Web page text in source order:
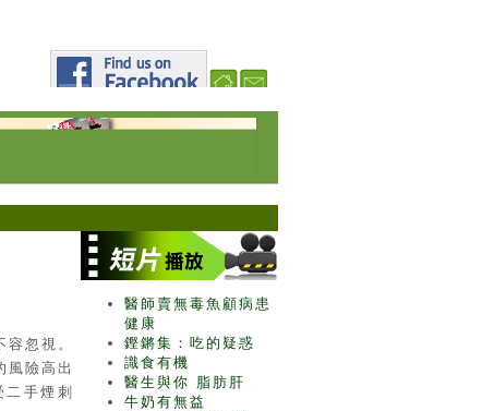
忽視。
風險高出
手煙刺
醫師賣無毒魚顧病患
健康
鏗鏘集：吃的疑惑
識食有機
醫生與你 脂肪肝
牛奶有無益